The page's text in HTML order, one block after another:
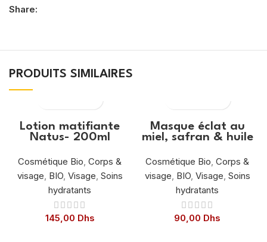
Share:
PRODUITS SIMILAIRES
Lotion matifiante
Natus- 200ml
Cosmétique Bio, Corps &
visage, BIO, Visage, Soins
hydratants
145,00 Dhs
Masque éclat au
miel, safran & huile
Cosmétique Bio, Corps &
visage, BIO, Visage, Soins
hydratants
90,00 Dhs